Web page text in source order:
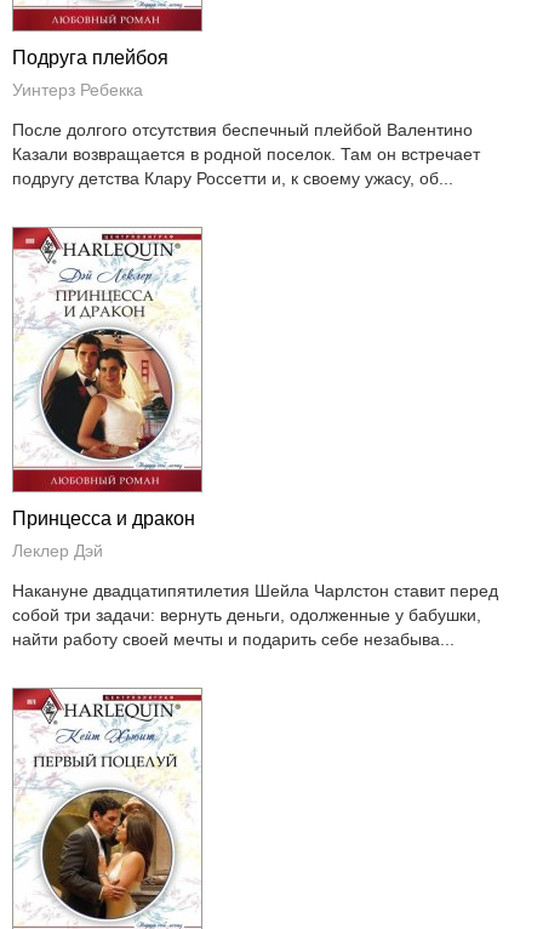
Подруга плейбоя
Уинтерз Ребекка
После долгого отсутствия беспечный плейбой Валентино
Казали возвращается в родной поселок. Там он встречает
подругу детства Клару Россетти и, к своему ужасу, об...
Принцесса и дракон
Леклер Дэй
Накануне двадцатипятилетия Шейла Чарлстон ставит перед
собой три задачи: вернуть деньги, одолженные у бабушки,
найти работу своей мечты и подарить себе незабыва...